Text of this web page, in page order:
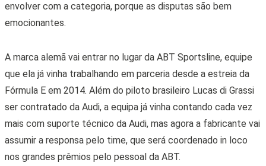
envolver com a categoria, porque as disputas são bem
emocionantes.
A marca alemã vai entrar no lugar da ABT Sportsline, equipe
que ela já vinha trabalhando em parceria desde a estreia da
Fórmula E em 2014. Além do piloto brasileiro Lucas di Grassi
ser contratado da Audi, a equipa já vinha contando cada vez
mais com suporte técnico da Audi, mas agora a fabricante vai
assumir a responsa pelo time, que será coordenado in loco
nos grandes prêmios pelo pessoal da ABT.